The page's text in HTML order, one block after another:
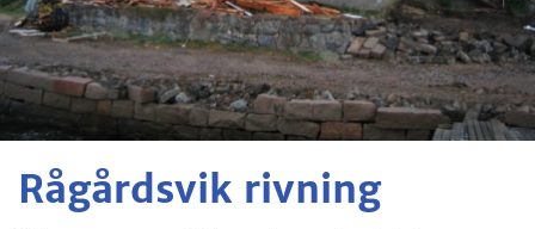
Rågårdsvik rivning